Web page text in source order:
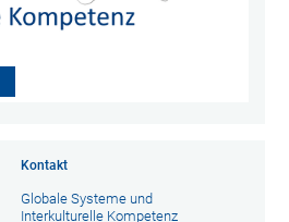
Kontakt
Globale Systeme und
Interkulturelle Kompetenz